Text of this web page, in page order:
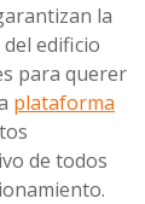
la
edificio
para querer
plataforma
de todos